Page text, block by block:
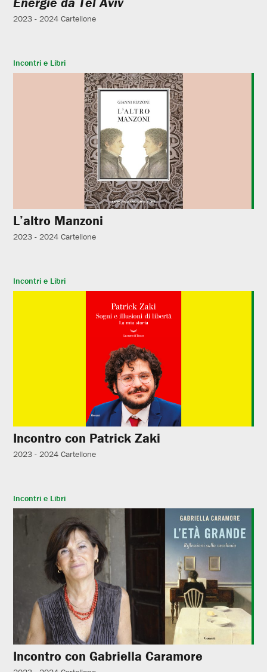
2023 - 2024 Cartellone
Incontri e Libri
L’altro Manzoni
2023 - 2024 Cartellone
Incontri e Libri
Incontro con Patrick Zaki
2023 - 2024 Cartellone
Incontri e Libri
Incontro con Gabriella Caramore